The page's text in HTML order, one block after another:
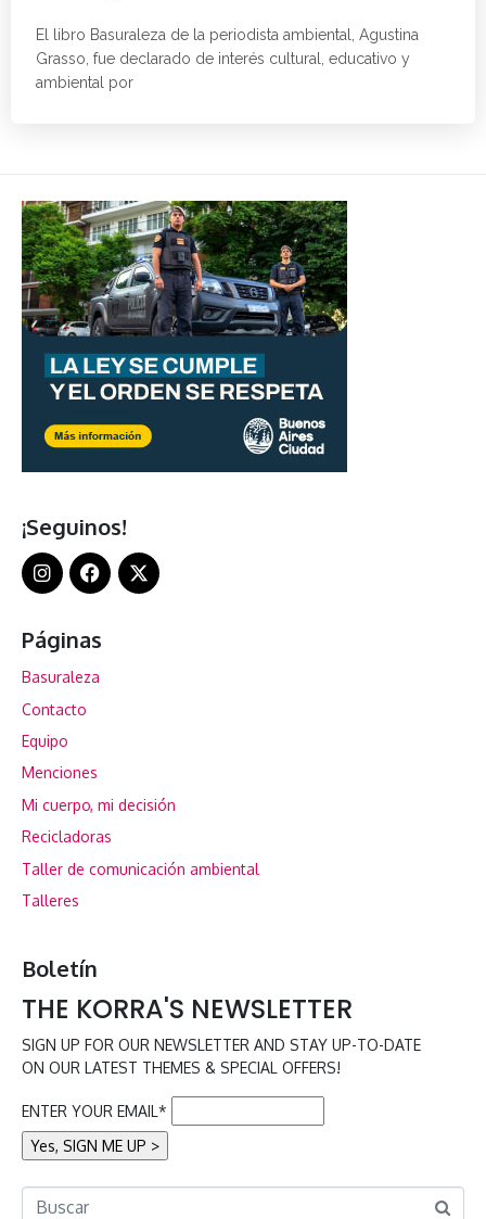
El libro Basuraleza de la periodista ambiental, Agustina
Grasso, fue declarado de interés cultural, educativo y
ambiental por
¡Seguinos!
Páginas
Basuraleza
Contacto
Equipo
Menciones
Mi cuerpo, mi decisión
Recicladoras
Taller de comunicación ambiental
Talleres
Boletín
THE KORRA'S NEWSLETTER
SIGN UP FOR OUR NEWSLETTER AND STAY UP-TO-DATE
ON OUR LATEST THEMES & SPECIAL OFFERS!
ENTER YOUR EMAIL*